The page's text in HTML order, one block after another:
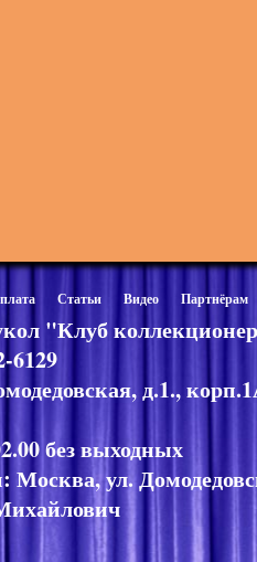
Статьи Видео Партнёрам
"Клуб
6129
д.1.,
без выходных
Москва, ул.